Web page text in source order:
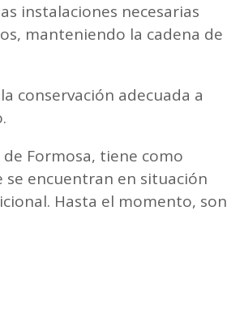
instalaciones necesarias
manteniendo la cadena de
conservación adecuada a
Formosa, tiene como
encuentran en situación
Hasta el momento, son